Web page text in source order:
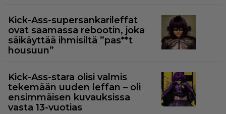
Kick-Ass-supersankarileffat
ovat saamassa rebootin, joka
säikäyttää ihmisiltä ”pas**t
housuun”
Kick-Ass-stara olisi valmis
tekemään uuden leffan – oli
ensimmäisen kuvauksissa
vasta 13-vuotias